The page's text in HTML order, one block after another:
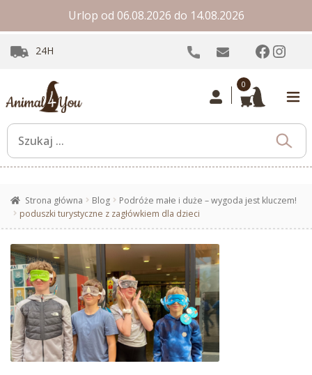
Urlop od 06.08.2026 do 14.08.2026
24H
0
Strona główna Blog
Podróże małe i duże – wygoda jest kluczem!
poduszki turystyczne z zagłówkiem dla dzieci